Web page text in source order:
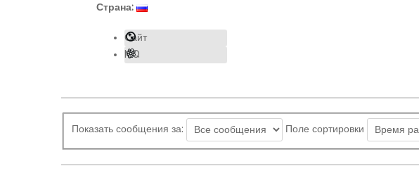
Страна:
Сайт
ICQ
Показать сообщения за: Поле сортировки